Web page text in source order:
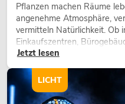
Pflanzen machen Räume
angenehme Atmosphäre,
vermitteln Natürlichkeit. Ob
Einkaufszentren,
eine hochwertige
modernen Raumkonzept.
Jetzt lesen
LICHT